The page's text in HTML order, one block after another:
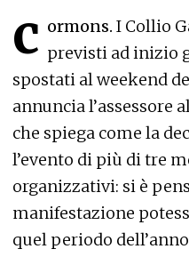
c ormons. I Collio
previsti ad inizio
spostati al weekend
annuncia l’assessore
che spiega come la
l’evento di più di tre
organizzativi: si è
manifestazione
quel periodo